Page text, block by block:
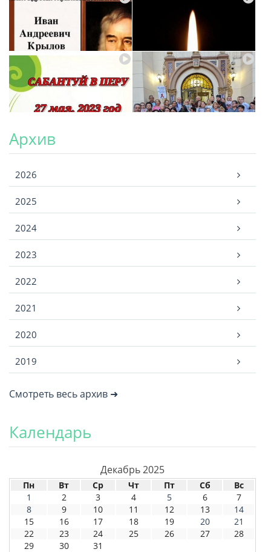
Архив
2026
2025
2024
2023
2022
2021
2020
2019
Смотреть весь архив ➜
Календарь
Декабрь 2025
Пн Вт Ср Чт Пт Сб
Вс
1
2 3 4 5 6
7
8
9 10 11 12 13
14
15
16 17 18 19 20
21
22
23 24 25 26 27
28
29
30 31